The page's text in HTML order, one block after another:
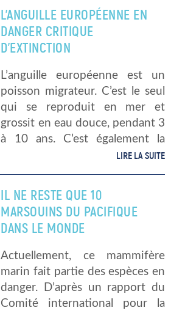
L’Apron du Rhône, ou Zingel
Asper, est un poisson d’une
vingtaine de centimètres,
évoluant exclusivement dans les
[…]
L’ANGUILLE EUROPÉENNE EN
DANGER CRITIQUE
D’EXTINCTION
L’anguille européenne est un
poisson migrateur. C’est le seul
qui se reproduit en mer et
grossit en eau douce, pendant 3
à 10 ans. C’est également la
seule représentante des
apparence […]
LIRE LA SUITE
IL NE RESTE QUE 10
MARSOUINS DU PACIFIQUE
DANS LE MONDE
Actuellement, ce mammifère
marin fait partie des espèces en
danger. D’après un rapport du
Comité international pour la